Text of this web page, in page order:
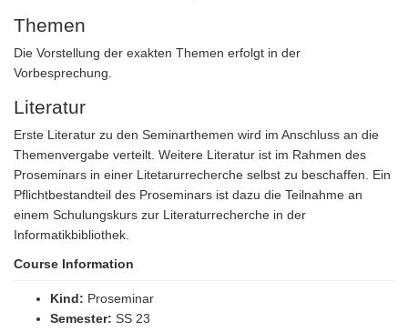
Themen
Die Vorstellung der exakten Themen erfolgt in der
Vorbesprechung.
Literatur
Erste Literatur zu den Seminarthemen wird im Anschluss an die
Themenvergabe verteilt. Weitere Literatur ist im Rahmen des
Proseminars in einer Litetarurrecherche selbst zu beschaffen. Ein
Pflichtbestandteil des Proseminars ist dazu die Teilnahme an
einem Schulungskurs zur Literaturrecherche in der
Informatikbibliothek.
Course Information
Kind: Proseminar
Semester: SS 23